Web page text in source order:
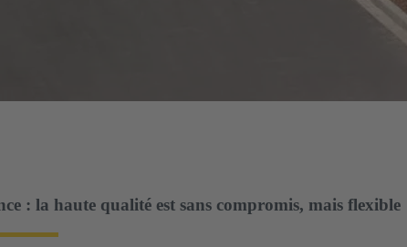
: la haute qualité est sans compromis, mais flexible